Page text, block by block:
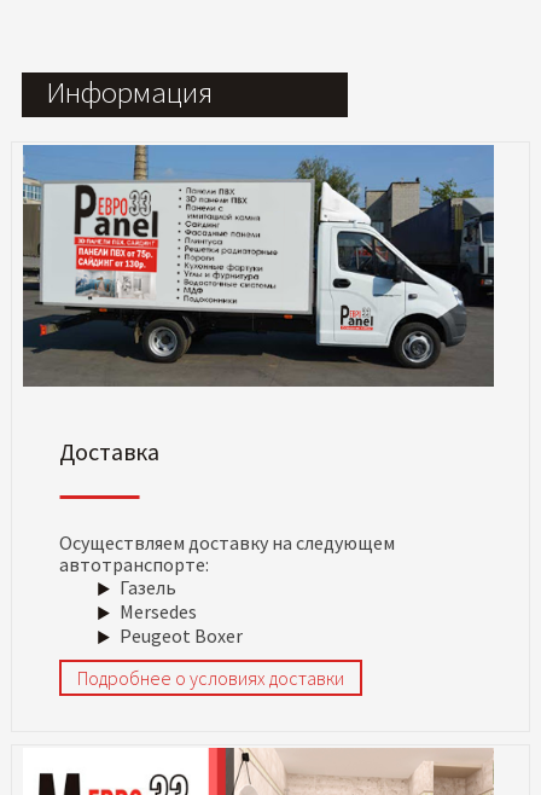
Информация
Доставка
Осуществляем доставку на следующем
автотранспорте:
Газель
Mersedes
Peugeot Boxer
Подробнее о условиях доставки